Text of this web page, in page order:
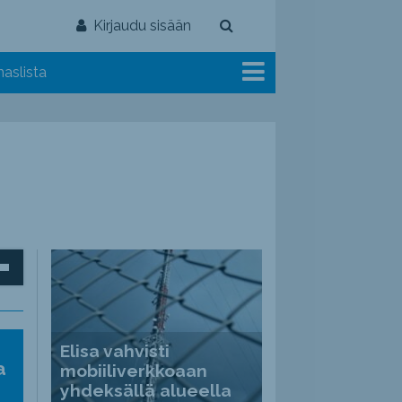
Kirjaudu sisään
Elisa vahvisti
mobiiliverkkoaan
yhdeksällä alueella